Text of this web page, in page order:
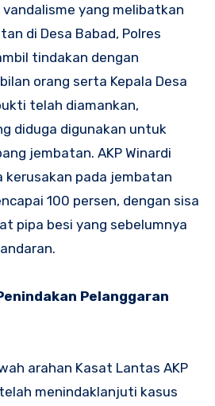
yang melibatkan
di Desa Babad, Polres
tindakan dengan
orang serta Kepala Desa
telah diamankan,
diduga digunakan untuk
jembatan. AKP Winardi
kerusakan pada jembatan
100 persen, dengan sisa
pipa besi yang sebelumnya
Pelanggaran
arahan Kasat Lantas AKP
menindaklanjuti kasus